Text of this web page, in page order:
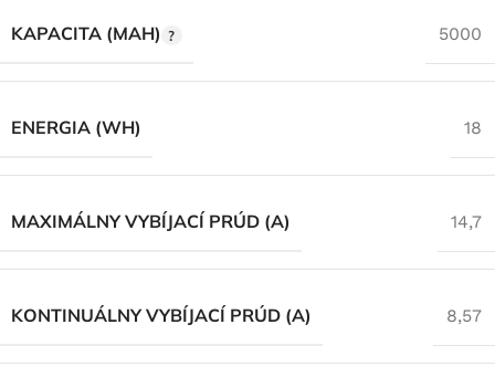
KAPACITA (MAH) 5000
ENERGIA (WH) 18
MAXIMÁLNY VYBÍJACÍ PRÚD (A) 14,7
KONTINUÁLNY VYBÍJACÍ PRÚD (A) 8,57